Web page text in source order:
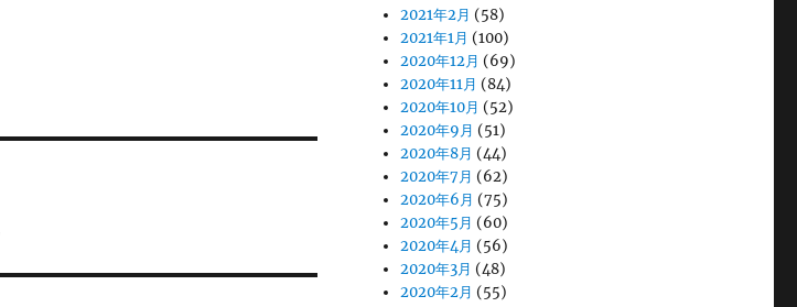
2021年2月 (58)
2021年1月 (100)
2020年12月 (69)
2020年11月 (84)
2020年10月 (52)
2020年9月 (51)
2020年8月 (44)
2020年7月 (62)
2020年6月 (75)
2020年5月 (60)
2020年4月 (56)
2020年3月 (48)
2020年2月 (55)